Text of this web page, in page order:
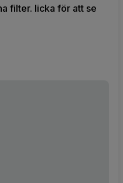
filter. licka för att se